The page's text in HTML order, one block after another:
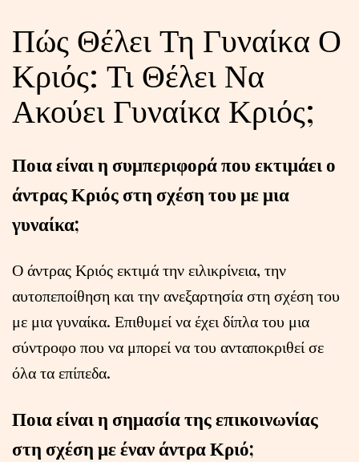
Πώς Θέλει Τη Γυναίκα Ο
Κριός: Τι Θέλει Να
Ακούει Γυναίκα Κριός;
Ποια είναι η συμπεριφορά που εκτιμάει ο
άντρας Κριός στη σχέση του με μια
γυναίκα;
Ο άντρας Κριός εκτιμά την ειλικρίνεια, την
αυτοπεποίθηση και την ανεξαρτησία στη σχέση του
με μια γυναίκα. Επιθυμεί να έχει δίπλα του μια
σύντροφο που να μπορεί να του ανταποκριθεί σε
όλα τα επίπεδα.
Ποια είναι η σημασία της επικοινωνίας
στη σχέση με έναν άντρα Κριό;